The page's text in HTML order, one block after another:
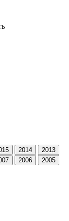
2014
2013
2006
2005